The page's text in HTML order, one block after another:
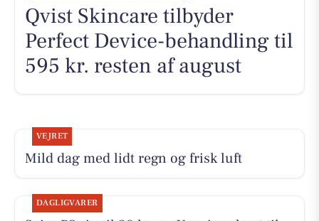
Qvist Skincare tilbyder
Perfect Device-behandling til
595 kr. resten af august
VEJRET
Mild dag med lidt regn og frisk luft
DAGLIGVARER